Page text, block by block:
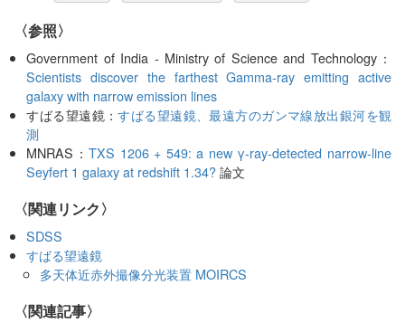
〈参照〉
Government of India - Ministry of Science and Technology：
Scientists discover the farthest Gamma-ray emitting active
galaxy with narrow emission lines
すばる望遠鏡：すばる望遠鏡、最遠方のガンマ線放出銀河を観
測
MNRAS：TXS 1206 + 549: a new γ-ray-detected narrow-line
Seyfert 1 galaxy at redshift 1.34?論文
〈関連リンク〉
SDSS
すばる望遠鏡
多天体近赤外撮像分光装置 MOIRCS
関連記事